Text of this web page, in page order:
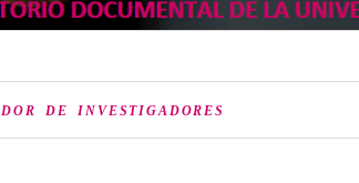
DE INVESTIGADORES